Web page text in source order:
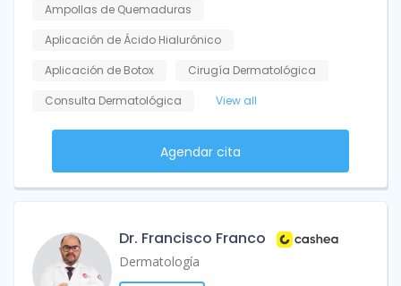
Ampollas de Quemaduras
Aplicación de Ácido Hialurónico
Aplicación de Botox
Cirugía Dermatológica
Consulta Dermatológica
View all
Agendar cita
Dr. Francisco Franco
Dermatología